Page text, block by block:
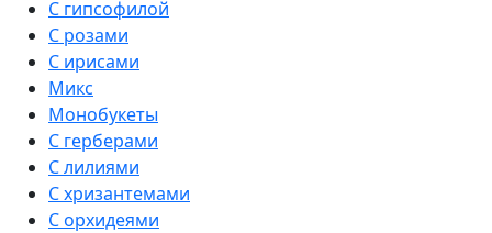
С гипсофилой
С розами
С ирисами
Микс
Монобукеты
С герберами
С лилиями
С хризантемами
С орхидеями